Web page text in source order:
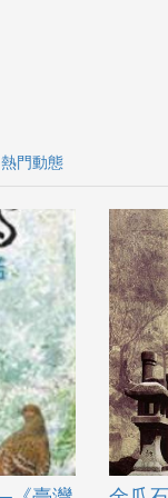
熱門動態